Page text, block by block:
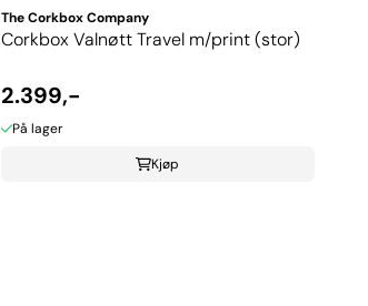
The Corkbox Company
Corkbox Valnøtt Travel m/print (stor)
2.399,-
På lager
Kjøp